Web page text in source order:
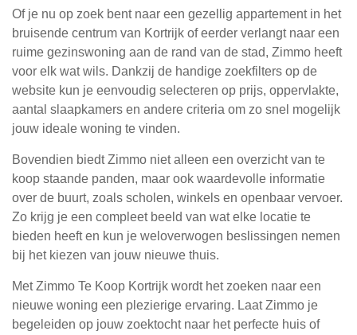
Of je nu op zoek bent naar een gezellig appartement in het
bruisende centrum van Kortrijk of eerder verlangt naar een
ruime gezinswoning aan de rand van de stad, Zimmo heeft
voor elk wat wils. Dankzij de handige zoekfilters op de
website kun je eenvoudig selecteren op prijs, oppervlakte,
aantal slaapkamers en andere criteria om zo snel mogelijk
jouw ideale woning te vinden.
Bovendien biedt Zimmo niet alleen een overzicht van te
koop staande panden, maar ook waardevolle informatie
over de buurt, zoals scholen, winkels en openbaar vervoer.
Zo krijg je een compleet beeld van wat elke locatie te
bieden heeft en kun je weloverwogen beslissingen nemen
bij het kiezen van jouw nieuwe thuis.
Met Zimmo Te Koop Kortrijk wordt het zoeken naar een
nieuwe woning een plezierige ervaring. Laat Zimmo je
begeleiden op jouw zoektocht naar het perfecte huis of